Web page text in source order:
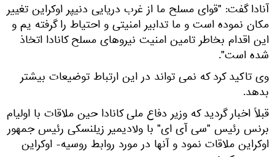
آنادا گفت: "قوای مسلح ما از غرب دریایی دنیپر اوکراین تغییر
مکان نموده است و ما تدابیر امنیتی و احتیاط را گرفته یم و
این اقدام بخاطر تامین امنیت نیروهای مسلح کانادا اتخاذ
شده است".
وی تاکید کرد که نمی تواند در این ارتباط توضیعات بیشتر
بدهد.
قبلاً اخبار گردید که وزیر دفاع ملی کانادا حین ملاقات با اولیام
برنس رئیس "سی آی ای" با ولادیمیر زیلنسکی رئیس جمهور
اوکراین ملاقات نمود و آنها در مورد روابط روسیه- اوکراین